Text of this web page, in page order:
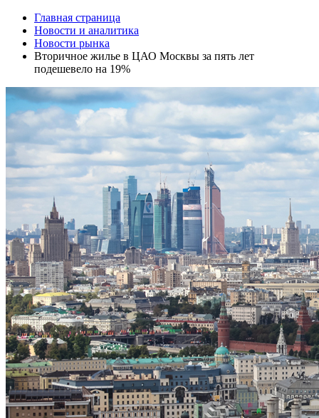
Главная страница
Новости и аналитика
Новости рынка
Вторичное жилье в ЦАО Москвы за пять лет
подешевело на 19%